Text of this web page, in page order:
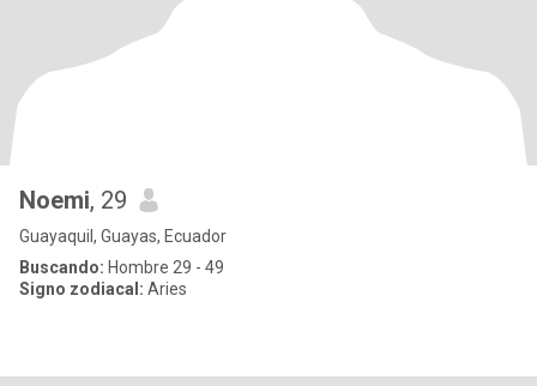
Noemi, 29
Guayaquil, Guayas, Ecuador
Buscando: Hombre 29 - 49
Signo zodiacal: Aries